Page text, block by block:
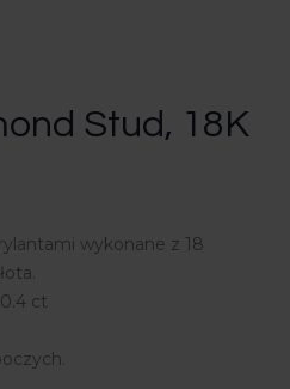
Stud, 18K
wykonane z 18
ct